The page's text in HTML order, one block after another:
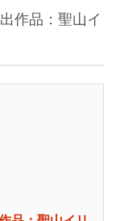
作品：聖山イ